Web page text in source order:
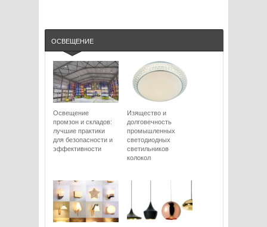
ОСВЕЩЕНИЕ
Освещение
промзон и складов:
лучшие практики
для безопасности и
эффективности
Изящество и
долговечность
промышленных
светодиодных
светильников
колокол